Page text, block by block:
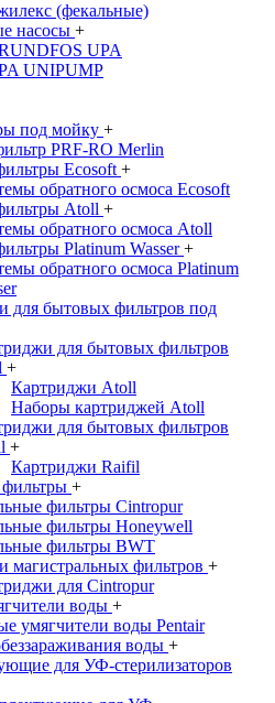
(фекальные)
насосы +
UPA
UNIPUMP
под мойку +
PRF-RO Merlin
Ecosoft +
обратного осмоса Ecosoft
Atoll +
обратного осмоса Atoll
Platinum Wasser+
обратного осмоса Platinum
для бытовых фильтров под
для бытовых фильтров
+
Картриджи Atoll
Наборы картриджей Atoll
для бытовых фильтров
+
Картриджи Raifil
+
фильтры Cintropur
фильтры Honeywell
фильтры BWT
магистральных фильтров +
для Cintropur
воды +
умягчители воды Pentair
воды +
для УФ-стерилизаторов